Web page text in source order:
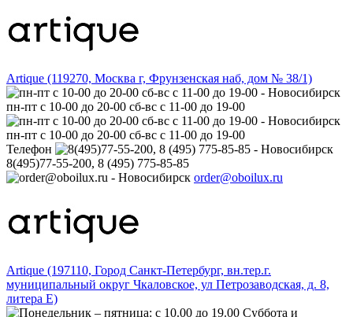
Artique (119270, Москва г, Фрунзенская наб, дом № 38/1)
пн-пт с 10-00 до 20-00 сб-вс с 11-00 до 19-00
пн-пт с 10-00 до 20-00 сб-вс с 11-00 до 19-00
Телефон
8(495)77-55-200, 8 (495) 775-85-85
order@oboilux.ru
Artique (197110, Город Санкт-Петербург, вн.тер.г.
муниципальный округ Чкаловское, ул Петрозаводская, д. 8,
литера Е)